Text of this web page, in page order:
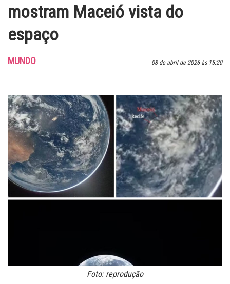
mostram Maceió vista do
espaço
08 de abril de 2026 às 15:20
MUNDO
Foto: reprodução